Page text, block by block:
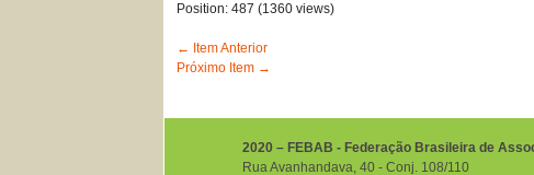
Position:487 (1360 views)
← Item Anterior
Próximo Item →
2020 – FEBAB - Federação Brasileira de
Rua Avanhandava, 40 ‐ Conj. 108/110